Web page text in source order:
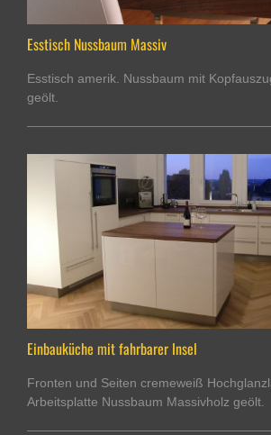
Esstisch Nussbaum Massiv
Esstisch amerik. Nussbaum mit
geölt.
Einbauküche mit fahrbarer Insel
Fronten und Seiten cremeweiß
Arbeitsplatte Nussbaum Massivholz geölt.